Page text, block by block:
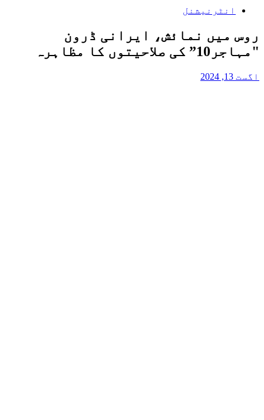
انٹرنیشنل
روس میں نمائش، ایرانی ڈرون
"مہاجر10” کی صلاحیتوں کا مظاہرہ
اگست 13, 2024